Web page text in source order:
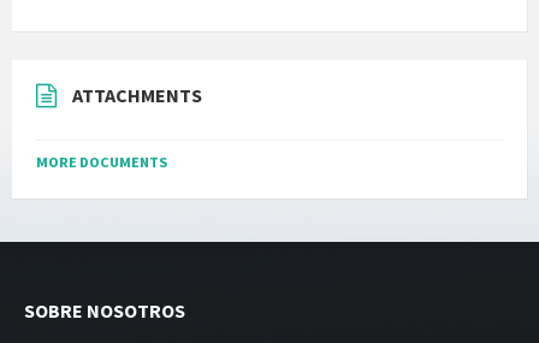
ATTACHMENTS
MORE DOCUMENTS
SOBRE NOSOTROS